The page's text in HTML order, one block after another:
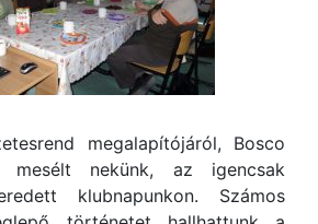
megalapítójáról, Bosco
mesélt nekünk, az igencsak
klubnapunkon. Számos